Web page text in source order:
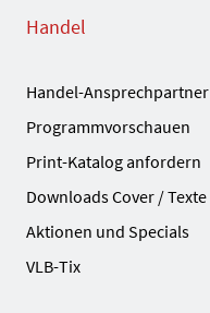
Handel
Handel-Ansprechpartner
Programmvorschauen
Print-Katalog anfordern
Downloads Cover / Texte
Aktionen und Specials
VLB-Tix